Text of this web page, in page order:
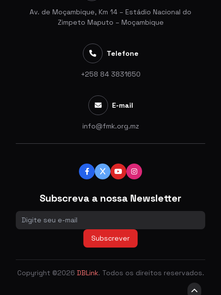
Av. de Moçambique, Km 14 – Estádio Nacional do
Zimpeto Maputo – Moçambique
Telefone
+258 84 3831650
E-mail
info@fmk.org.mz
Subscreva a nossa Newsletter
Subscrever
Copyright ©2026 DBLink. Todos os direitos reservados.